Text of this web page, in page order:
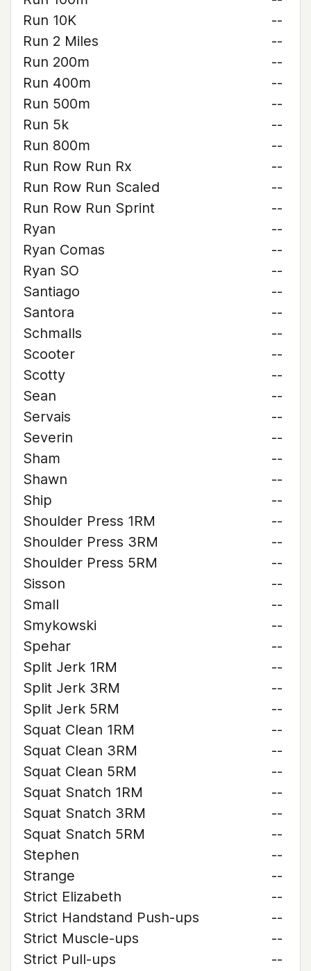
Run 10K
--
Run 2 Miles
--
Run 200m
--
Run 400m
--
Run 500m
--
Run 5k
--
Run 800m
--
Run Row Run Rx
--
Run Row Run Scaled
--
Run Row Run Sprint
--
Ryan
--
Ryan Comas
--
Ryan SO
--
Santiago
--
Santora
--
Schmalls
--
Scooter
--
Scotty
--
Sean
--
Servais
--
Severin
--
Sham
--
Shawn
--
Ship
--
Shoulder Press 1RM
--
Shoulder Press 3RM
--
Shoulder Press 5RM
--
Sisson
--
Small
--
Smykowski
--
Spehar
--
Split Jerk 1RM
--
Split Jerk 3RM
--
Split Jerk 5RM
--
Squat Clean 1RM
--
Squat Clean 3RM
--
Squat Clean 5RM
--
Squat Snatch 1RM
--
Squat Snatch 3RM
--
Squat Snatch 5RM
--
Stephen
--
Strange
--
Strict Elizabeth
--
Strict Handstand Push-ups
--
Strict Muscle-ups
--
Strict Pull-ups
--